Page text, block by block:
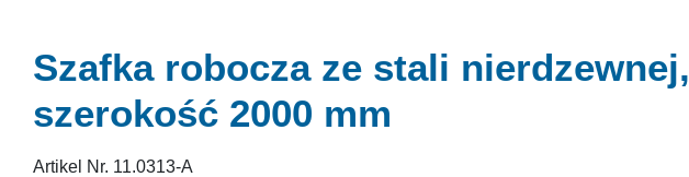
Szafka robocza ze stali nierdzewnej,
szerokość 2000 mm
Artikel Nr. 11.0313-A